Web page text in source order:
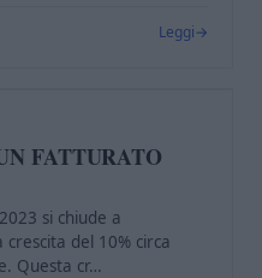
Leggi
FATTURATO
si chiude a
del 10% circa
Questa cr…